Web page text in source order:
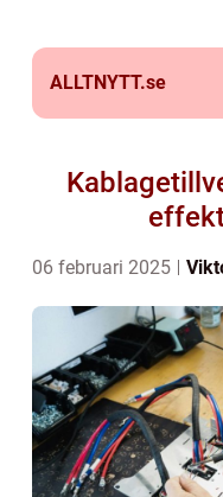
ALLTNYTT.se
06 februari 2025